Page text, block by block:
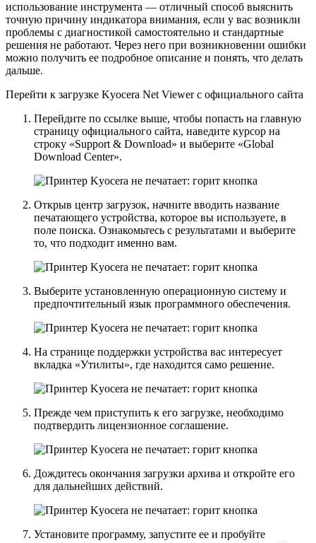
использование инструмента — отличный способ выяснить
точную причину индикатора внимания, если у вас возникли
проблемы с диагностикой самостоятельно и стандартные
решения не работают. Через него при возникновении ошибки
можно получить ее подробное описание и понять, что делать
дальше.
Перейти к загрузке Kyocera Net Viewer с официального сайта
Перейдите по ссылке выше, чтобы попасть на главную
страницу официального сайта, наведите курсор на
строку «Support & Download» и выберите «Global
Download Center».
Открыв центр загрузок, начните вводить название
печатающего устройства, которое вы используете, в
поле поиска. Ознакомьтесь с результатами и выберите
то, что подходит именно вам.
Выберите установленную операционную систему и
предпочтительный язык программного обеспечения.
На странице поддержки устройства вас интересует
вкладка «Утилиты», где находится само решение.
Прежде чем приступить к его загрузке, необходимо
подтвердить лицензионное соглашение.
Дождитесь окончания загрузки архива и откройте его
для дальнейших действий.
Установите программу, запустите ее и пробуйте